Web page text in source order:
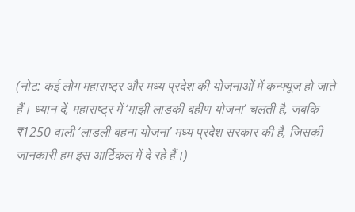
(नोट: कई लोग महाराष्ट्र और मध्य प्रदेश की योजनाओं में कन्फ्यूज हो जाते
हैं। ध्यान दें, महाराष्ट्र में ‘माझी लाडकी बहीण योजना’ चलती है, जबकि
₹1250 वाली ‘लाडली बहना योजना’ मध्य प्रदेश सरकार की है, जिसकी
जानकारी हम इस आर्टिकल में दे रहे हैं।)